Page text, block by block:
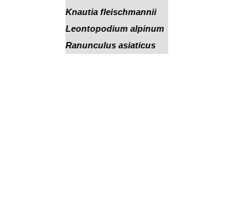
Knautia fleischmannii
Leontopodium alpinum
Ranunculus asiaticus